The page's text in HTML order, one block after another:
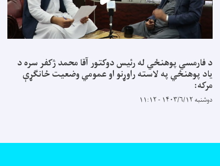
د فارمسي پوهنځي له رئیس دوکتور آقا محمد ژکفر سره د
یاد پوهنځي په لاسته راوړنو او عمومي وضعیت ځانګړې
مرکه:
دوشنبه ۱۴۰۳/۶/۱۲ - ۱۱:۱۲